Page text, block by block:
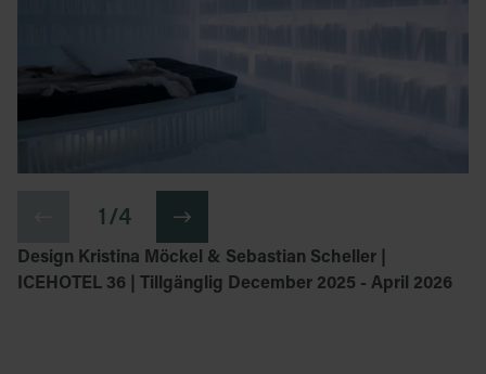
Design Kristina Möckel & Sebastian Scheller |
ICEHOTEL 36 | Tillgänglig December 2025 - April 2026
1 / 4